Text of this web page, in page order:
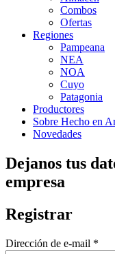
Combos
Ofertas
Regiones
Pampeana
NEA
NOA
Cuyo
Patagonia
Productores
Sobre Hecho en
Novedades
Dejanos tus
empresa
Registrar
Dirección de e-mail *